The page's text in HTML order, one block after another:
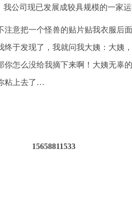
公司现已发展成较具规模的一家运
意把一个怪兽的贴片贴我衣服后
于发现了，我就问我大姨：大姨
你怎么没给我摘下来啊！大姨无辜
粘上去了…
15658811533